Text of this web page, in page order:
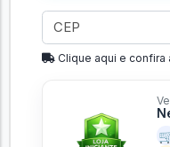
Clique aqui e confira